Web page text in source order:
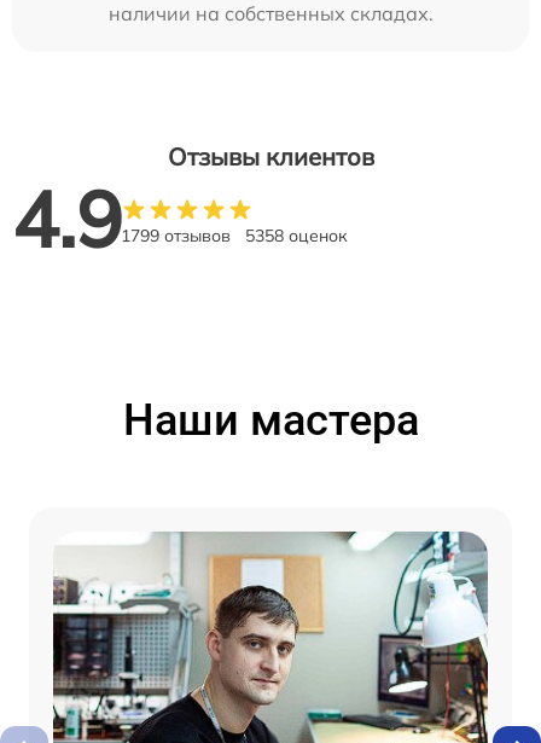
наличии на собственных складах.
Отзывы клиентов
4.91799 отзывов 5358 оценок
Наши мастера